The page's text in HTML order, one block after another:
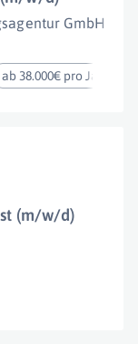
GmbH
ab 38.000€ pro Jahr
(m/w/d)